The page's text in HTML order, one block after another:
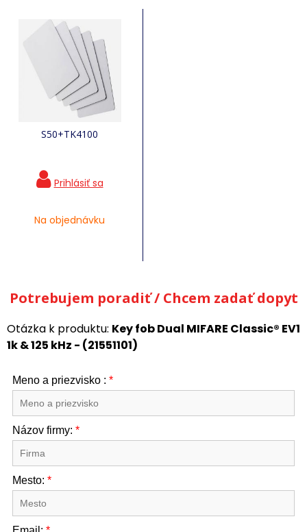
S50+TK4100
Na objednávku
Potrebujem poradiť / Chcem zadať dopyt
Otázka k produktu: Key fob Dual MIFARE Classic® EV1
1k & 125 kHz - (21551101)